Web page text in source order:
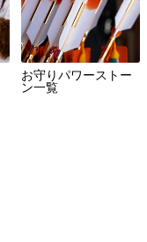
お守りパワーストー
ン一覧